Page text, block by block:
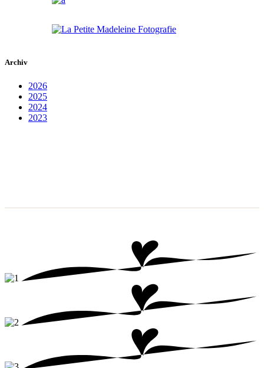
Archiv
2026
2025
2024
2023